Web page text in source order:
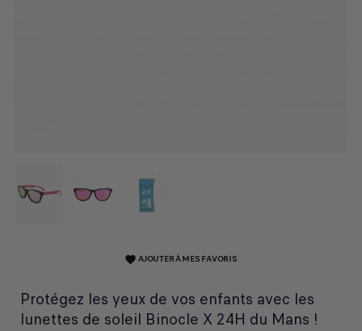
favorite AJOUTER À MES FAVORIS
Protégez les yeux de vos enfants avec les
lunettes de soleil Binocle X 24H du Mans !